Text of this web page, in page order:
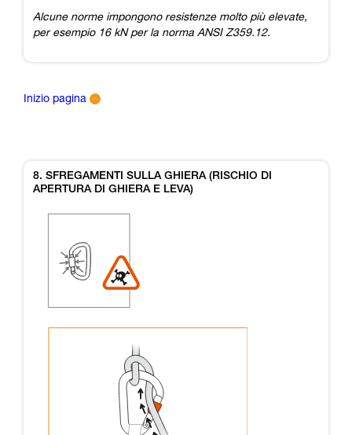
Alcune norme impongono resistenze molto più elevate,
per esempio 16 kN per la norma ANSI Z359.12.
Inizio pagina
8. SFREGAMENTI SULLA GHIERA (RISCHIO DI
APERTURA DI GHIERA E LEVA)